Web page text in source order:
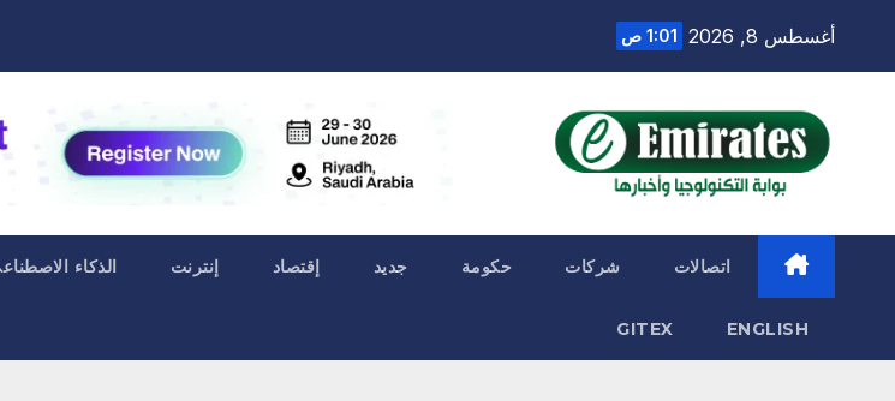
أغسطس 8, 2026 1:01 ص
اتصالات شركات حكومة جديد إقتصاد إنترنت الذكاء
ENGLISH
GITEX